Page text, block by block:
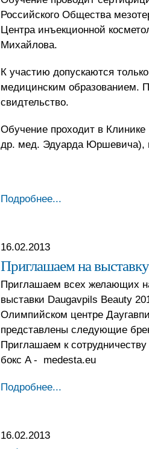
Российского Общества
Центра инъекционной
Михайлова.
К участию допускаются
медицинским образованием.
свидтельство.
Обучение проходит в
др. мед. Эдуарда Юршевича),
Подробнее...
16.02.2013
Приглашаем на
Приглашаем всех желающих
выставки Daugavpils Beauty
Олимпийском центре
представлены следующие
Приглашаем к
бокс A - medesta.eu
Подробнее...
16.02.2013